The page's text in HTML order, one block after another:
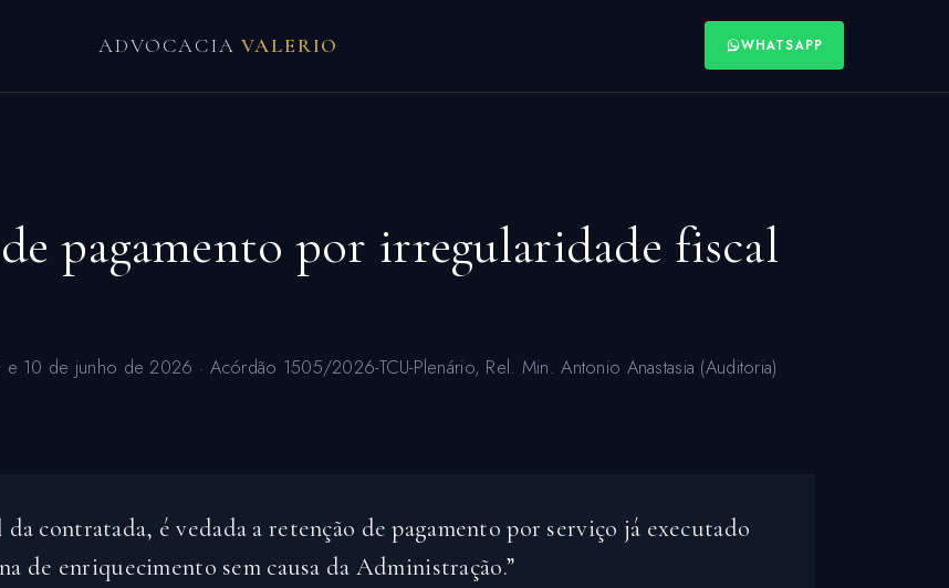
ADVOCACIAVALERIO WHATSAPP
pagamento por irregularidade fiscal
10 de junho de 2026 · Acórdão 1505/2026-TCU-Plenário, Rel. Min. Antonio Anastasia (Auditoria)
contratada, é vedada a retenção de pagamento por serviço já executado
de enriquecimento sem causa da Administração.”